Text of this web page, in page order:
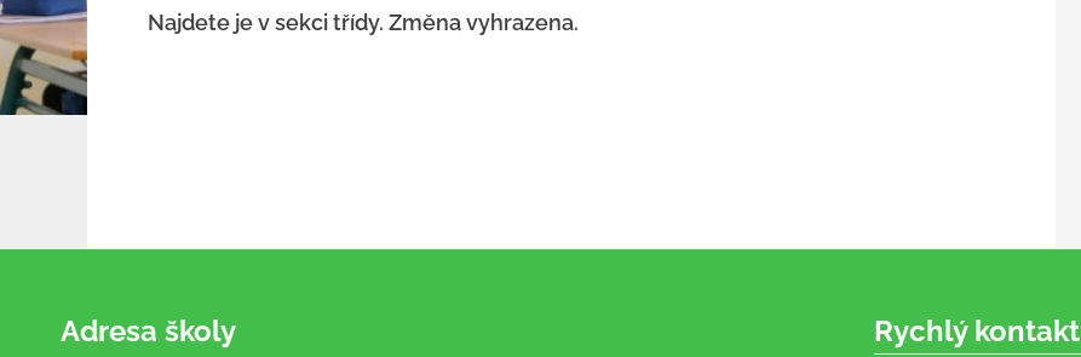
Najdete je v sekci třídy. Změna vyhrazena.
Adresa školy Rychlý kontakt